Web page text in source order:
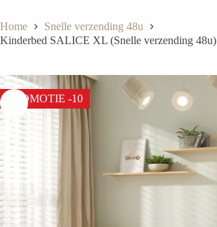
Home
Snelle verzending 48u
Kinderbed SALICE XL (Snelle verzending 48u)
PROMOTIE -10